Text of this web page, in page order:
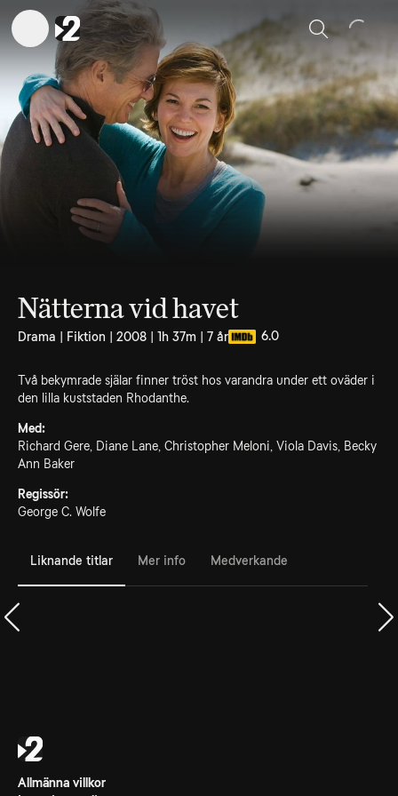
Sök
Nätterna vid havet
Drama | Fiktion | 2008 | 1h 37m | 7 år 6.0
Två bekymrade själar finner tröst hos varandra under ett oväder i
den lilla kuststaden Rhodanthe.
Med:
Richard Gere, Diane Lane, Christopher Meloni, Viola Davis, Becky
Ann Baker
Regissör:
George C. Wolfe
Liknande titlar Mer info Medverkande
Allmänna villkor